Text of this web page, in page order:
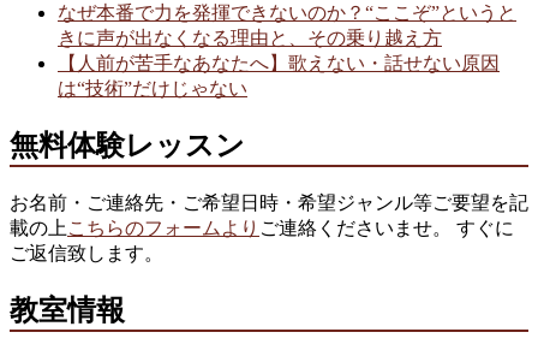
なぜ本番で力を発揮できないのか？“ここぞ”というと
きに声が出なくなる理由と、その乗り越え方
【人前が苦手なあなたへ】歌えない・話せない原因
は“技術”だけじゃない
無料体験レッスン
お名前・ご連絡先・ご希望日時・希望ジャンル等ご要望を記
載の上 こちらのフォームより ご連絡くださいませ。 すぐに
ご返信致します。
教室情報